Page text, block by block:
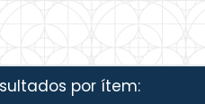
por ítem: